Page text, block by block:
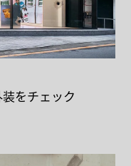
をチェック